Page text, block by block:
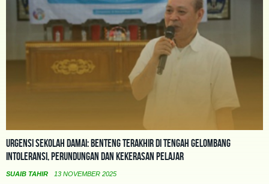
Urgensi Sekolah Damai: Benteng Terakhir di Tengah Gelombang
Intoleransi, Perundungan dan Kekerasan Pelajar
SUAIB TAHIR 13 NOVEMBER 2025